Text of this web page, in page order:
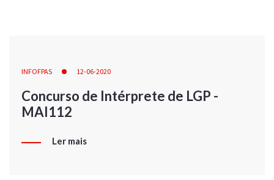
INFOFPAS 12-06-2020
Concurso de Intérprete de LGP -
MAI112
Ler mais